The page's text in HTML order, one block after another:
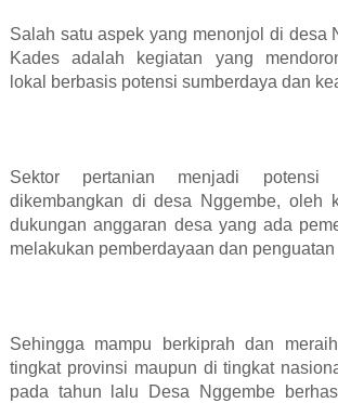
Salah satu aspek yang menonjol di desa
Kades adalah kegiatan yang
lokal berbasis potensi sumberdaya dan
Sektor pertanian menjadi potensi
dikembangkan di desa Nggembe, oleh
dukungan anggaran desa yang ada
melakukan pemberdayaan dan
Sehingga mampu berkiprah dan
tingkat provinsi maupun di tingkat
pada tahun lalu Desa Nggembe